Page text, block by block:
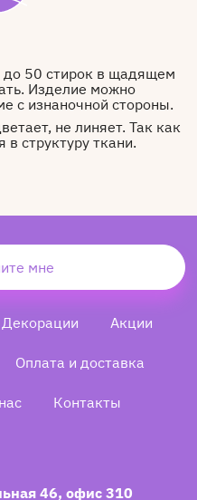
50 стирок в щадящем
Изделие можно
с изнаночной стороны.
не линяет. Так как
в структуру ткани.
мне
Декорации Акции
Оплата и доставка
Контакты
46, офис 310